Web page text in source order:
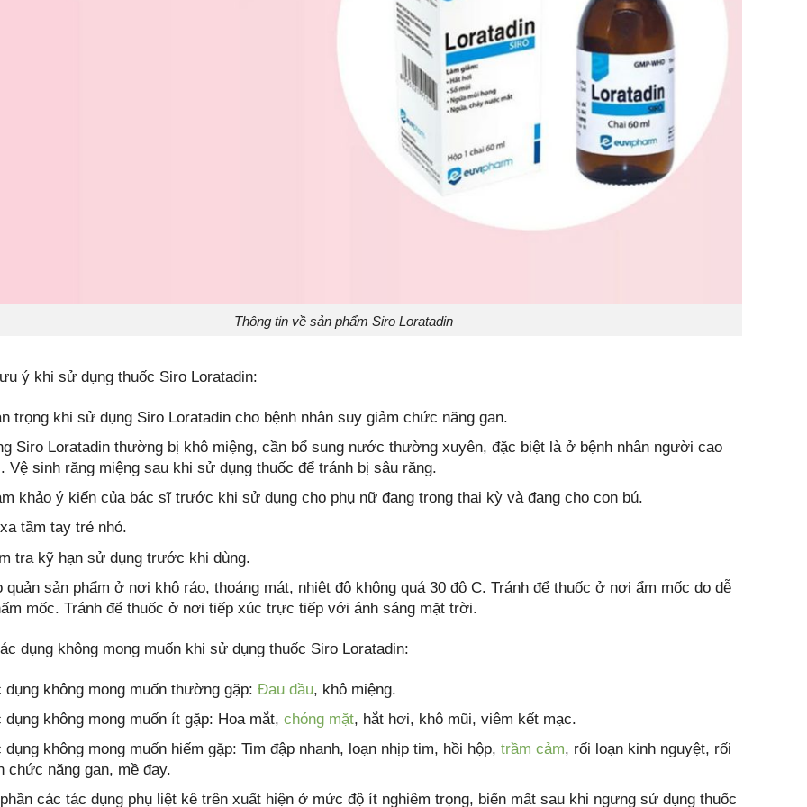
Thông tin về sản phẩm Siro Loratadin
ý khi sử dụng thuốc Siro Loratadin:
trọng khi sử dụng Siro Loratadin cho bệnh nhân suy giảm chức năng gan.
Siro Loratadin thường bị khô miệng, cần bổ sung nước thường xuyên, đặc biệt là ở bệnh nhân người cao
Vệ sinh răng miệng sau khi sử dụng thuốc để tránh bị sâu răng.
khảo ý kiến của bác sĩ trước khi sử dụng cho phụ nữ đang trong thai kỳ và đang cho con bú.
tầm tay trẻ nhỏ.
tra kỹ hạn sử dụng trước khi dùng.
quản sản phẩm ở nơi khô ráo, thoáng mát, nhiệt độ không quá 30 độ C. Tránh để thuốc ở nơi ẩm mốc do dễ
mốc. Tránh để thuốc ở nơi tiếp xúc trực tiếp với ánh sáng mặt trời.
dụng không mong muốn khi sử dụng thuốc Siro Loratadin:
dụng không mong muốn thường gặp: Đau đầu, khô miệng.
dụng không mong muốn ít gặp: Hoa mắt, chóng mặt, hắt hơi, khô mũi, viêm kết mạc.
dụng không mong muốn hiếm gặp: Tim đập nhanh, loạn nhịp tim, hồi hộp, trầm cảm, rối loạn kinh nguyệt, rối
chức năng gan, mề đay.
các tác dụng phụ liệt kê trên xuất hiện ở mức độ ít nghiêm trọng, biến mất sau khi ngưng sử dụng thuốc